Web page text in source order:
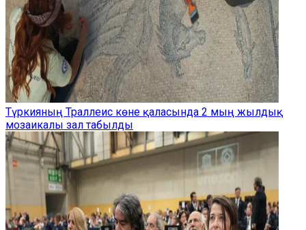
Түркияның Траллеис көне қаласында 2 мың жылдық
мозаикалы зал табылды